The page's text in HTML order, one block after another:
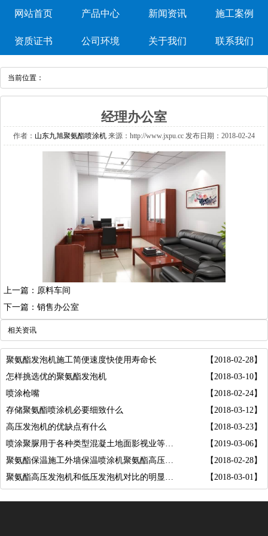
网站首页 产品中心 新闻资讯 施工案例
资质证书 公司环境 关于我们 联系我们
当前位置：
经理办公室
作者： 山东九旭聚氨酯喷涂机 来源：http://www.jxpu.cc发布日期：2018-02-24
上一篇：原料车间
下一篇：销售办公室
相关资讯
聚氨酯发泡机施工简便速度快使用寿命长
【2018-02-28】
怎样挑选优的聚氨酯发泡机
【2018-03-10】
喷涂枪嘴
【2018-02-24】
存储聚氨酯喷涂机必要细致什么
【2018-03-12】
高压发泡机的优缺点有什么
【2018-03-23】
喷涂聚脲用于各种类型混凝土地面影视业等领域
【2019-03-06】
聚氨酯保温施工外墙保温喷涂机聚氨酯高压喷涂
【2018-02-28】
聚氨酯高压发泡机和低压发泡机对比的明显优势
【2018-03-01】